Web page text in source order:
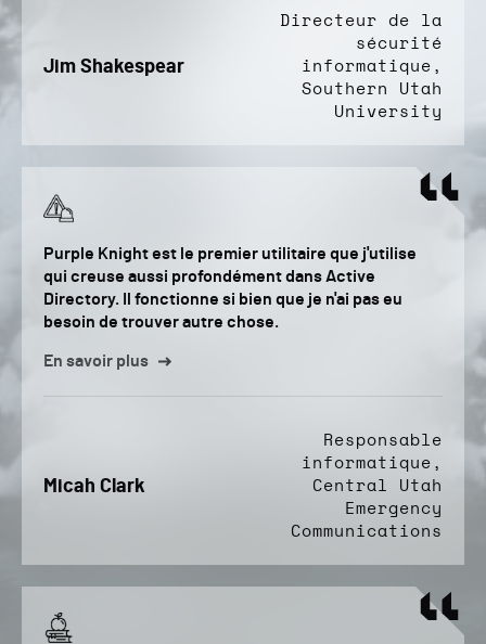
Jim Shakespear
Directeur de la
sécurité
informatique,
Southern Utah
University
Purple Knight est le premier utilitaire que j'utilise
qui creuse aussi profondément dans Active
Directory. Il fonctionne si bien que je n'ai pas eu
besoin de trouver autre chose.
En savoir plus
Micah Clark
Responsable
informatique,
Central Utah
Emergency
Communications